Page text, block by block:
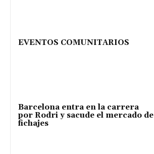
EVENTOS COMUNITARIOS
Barcelona entra en la carrera
por Rodri y sacude el mercado de
fichajes